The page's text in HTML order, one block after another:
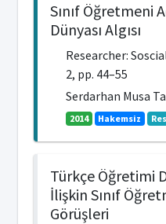
Sınıf Öğretmeni
Dünyası Algısı
Researcher:
2, pp. 44–55
Serdarhan Musa
2014 Hakemsiz
Türkçe Öğretimi
İlişkin Sınıf
Görüşleri